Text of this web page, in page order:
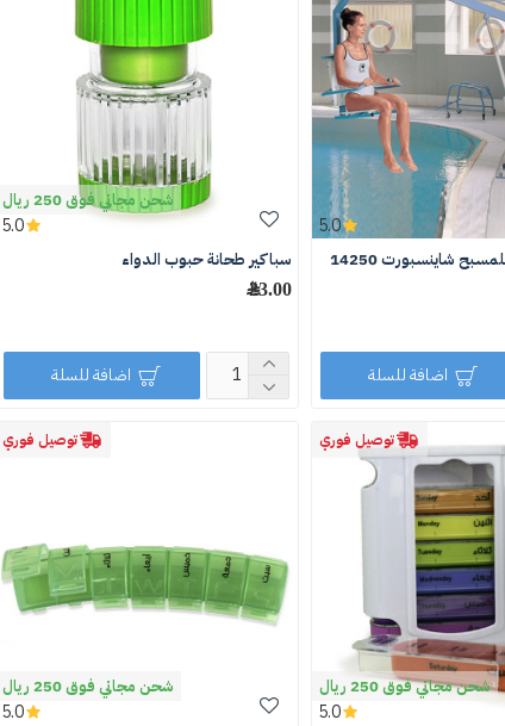
شاينسبورت 14250
5.0
اضافة للسلة
شحن مجاني فوق 250 ريال
سباكير طحانة حبوب الدواء
23.00 ﷼
5.0
اضافة للسلة
توصيل فوري
شحن مجاني فوق 250 ريال
5.0
توصيل فوري
شحن مجاني فوق 250 ريال
5.0